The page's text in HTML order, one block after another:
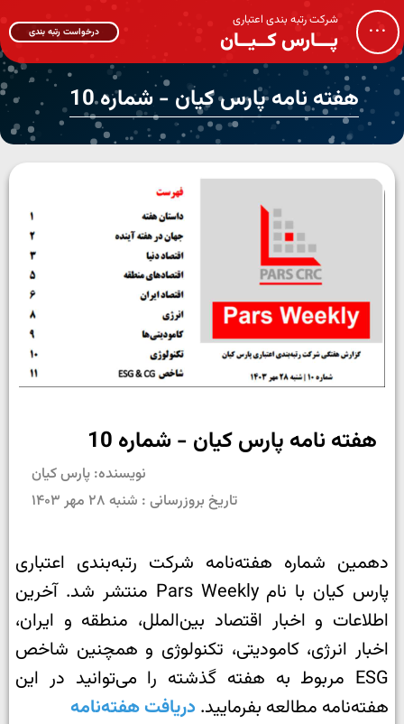
... شرکت رتبه بندی اعتباری
پـــارس کــیــان درخواست رتبه بندی
هفته نامه پارس کیان - شماره 10
هفته نامه پارس کیان - شماره 10
نویسنده: پارس کیان
تاریخ بروزرسانی : شنبه ۲۸ مهر ۱۴۰۳
دهمین شماره هفته‌نامه شرکت رتبه‌بندی اعتباری
پارس کیان با نام Pars Weekly منتشر شد. آخرین
اطلاعات و اخبار اقتصاد بین‌الملل، منطقه و ایران،
اخبار انرژی، کامودیتی، تکنولوژی و همچنین شاخص
ESG مربوط به هفته گذشته را می‌توانید در این
هفته‌نامه مطالعه بفرمایید. دریافت هفته‌نامه